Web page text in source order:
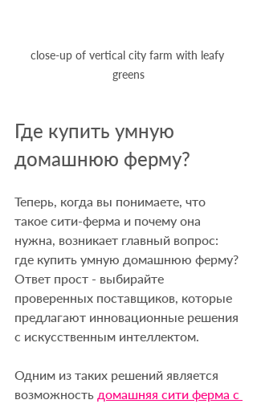
close-up of vertical city farm with leafy
greens
Где купить умную
домашнюю ферму?
Теперь, когда вы понимаете, что
такое сити-ферма и почему она
нужна, возникает главный вопрос:
где купить умную домашнюю ферму?
Ответ прост - выбирайте
проверенных поставщиков, которые
предлагают инновационные решения
с искусственным интеллектом.
Одним из таких решений является
возможность домашняя сити ферма с